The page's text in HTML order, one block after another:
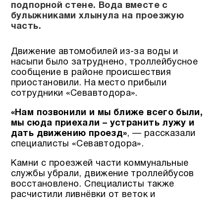
подпорной стене. Вода вместе с
булыжниками хлынула на проезжую
часть.
Движение автомобилей из-за воды и
насыпи было затруднено, троллейбусное
сообщение в районе происшествия
приостановили. На место прибыли
сотрудники «Севавтодора».
«Нам позвонили и мы ближе всего были,
мы сюда приехали – устранить лужу и
дать движению проезд», — рассказали
специалисты «Севавтодора».
Камни с проезжей части коммунальные
службы убрали, движение троллейбусов
восстановлено. Специалисты также
расчистили ливнёвки от веток и